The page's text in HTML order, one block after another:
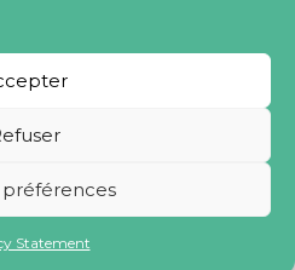
préférences
Statement
112